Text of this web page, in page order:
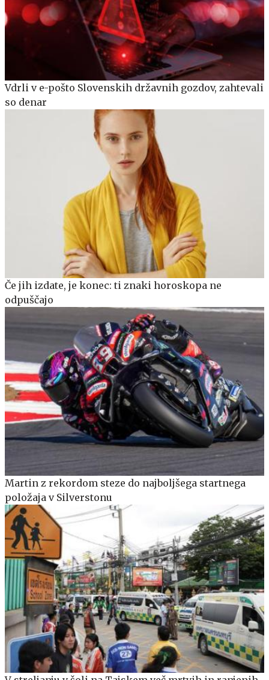
Vdrli v e-pošto Slovenskih državnih gozdov, zahtevali
so denar
Če jih izdate, je konec: ti znaki horoskopa ne
odpuščajo
Martin z rekordom steze do najboljšega startnega
položaja v Silverstonu